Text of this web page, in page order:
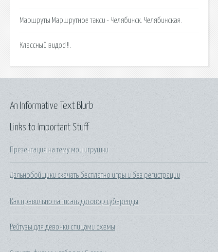
Маршруты Маршрутное такси - Челябинск. Челябинская.
Классный видос!!!.
Links to Important Stuff
Презентация на тему мои игрушки
Дальнобойщики скачать бесплатно игры и без регистрации
Как правильно написать договор субаренды
Рейтузы для девочки спицами схемы
An Informative Text Blurb